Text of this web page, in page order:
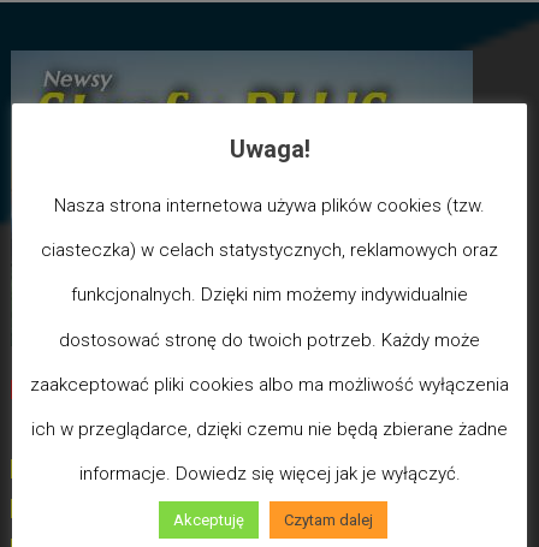
Biegun Maksymalizmu -Poziom wcześniejszej śmierci
biologicznej
(100) - Bóg/Duch istnieje / JA JESTEM
Uwaga!
Nasza strona internetowa używa plików cookies (tzw.
ciasteczka) w celach statystycznych, reklamowych oraz
funkcjonalnych. Dzięki nim możemy indywidualnie
dostosować stronę do twoich potrzeb. Każdy może
zaakceptować pliki cookies albo ma możliwość wyłączenia
ich w przeglądarce, dzięki czemu nie będą zbierane żadne
informacje. Dowiedz się więcej jak je wyłączyć.
Akceptuję Czytam dalej